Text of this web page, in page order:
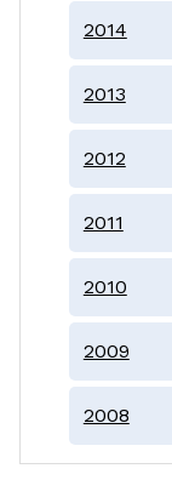
2014
2013
2012
2011
2010
2009
2008